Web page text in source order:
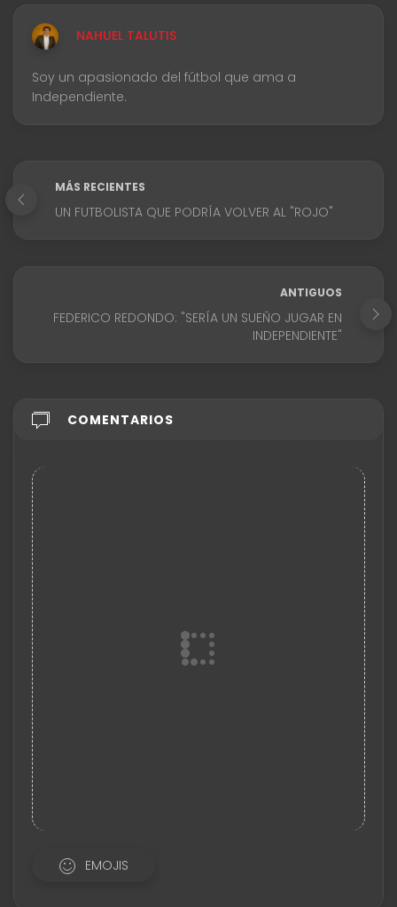
NAHUEL TALUTIS
Soy un apasionado del fútbol que ama a
Independiente.
MÁS RECIENTES
UN FUTBOLISTA QUE PODRÍA VOLVER AL "ROJO"
ANTIGUOS
FEDERICO REDONDO: "SERÍA UN SUEÑO JUGAR EN
INDEPENDIENTE"
COMENTARIOS
EMOJIS